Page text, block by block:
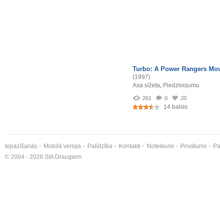
Turbo: A Power Rangers
(1997)
Asa sižeta, Piedzīvojumu
261 0 20
14 balsis
Iepazīšanās Mobilā versija Palīdzība Kontakti Noteikumi Privātums
© 2004 - 2026 SIA Draugiem